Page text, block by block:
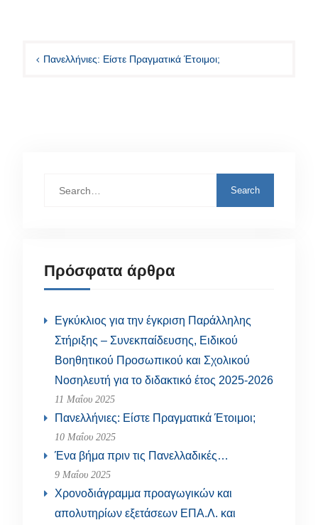
άρθρων
Πανελλήνιες: Είστε Πραγματικά Έτοιμοι;
Πρόσφατα άρθρα
Εγκύκλιος για την έγκριση Παράλληλης
Στήριξης – Συνεκπαίδευσης, Ειδικού
Βοηθητικού Προσωπικού και Σχολικού
Νοσηλευτή για το διδακτικό έτος 2025-2026
11 Μαΐου 2025
Πανελλήνιες: Είστε Πραγματικά Έτοιμοι;
10 Μαΐου 2025
Ένα βήμα πριν τις Πανελλαδικές…
9 Μαΐου 2025
Χρονοδιάγραμμα προαγωγικών και
απολυτηρίων εξετάσεων ΕΠΑ.Λ. και